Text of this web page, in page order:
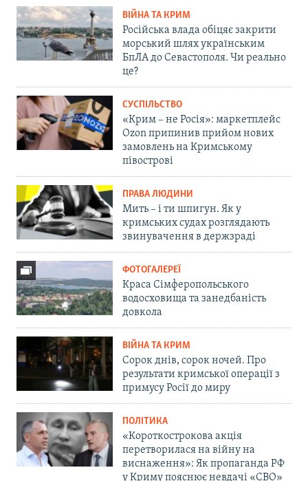
ВІЙНА ТА КРИМ
Російська влада обіцяє закрити
морський шлях українським
БпЛА до Севастополя. Чи реально
це?
СУСПІЛЬСТВО
«Крим – не Росія»: маркетплейс
Ozon припинив прийом нових
замовлень на Кримському
півострові
ПРАВА ЛЮДИНИ
Мить – і ти шпигун. Як у
кримських судах розглядають
звинувачення в держзраді
ФОТОГАЛЕРЕЇ
Краса Сімферопольського
водосховища та занедбаність
довкола
ВІЙНА ТА КРИМ
Сорок днів, сорок ночей. Про
результати кримської операції з
примусу Росії до миру
ПОЛІТИКА
«Короткострокова акція
перетворилася на війну на
виснаження»: Як пропаганда РФ
у Криму пояснює невдачі «СВО»